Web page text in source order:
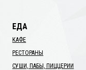
ЕДА
КАФЕ
РЕСТОРАНЫ
СУШИ, ПАБЫ, ПИЦЦЕРИИ